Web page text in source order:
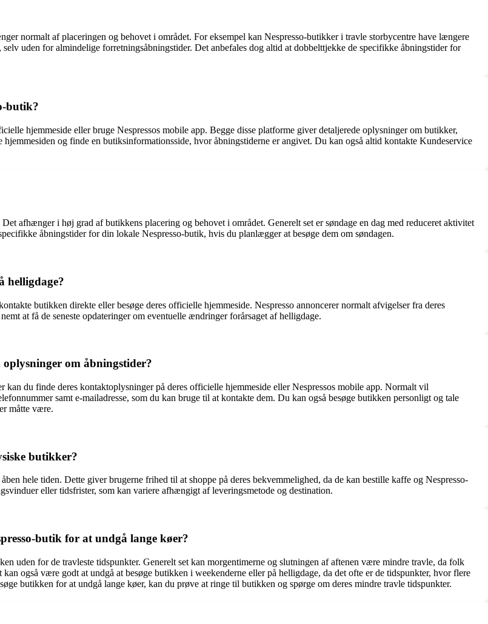
normalt af placeringen og behovet i området. For eksempel kan Nespresso-butikker i travle storbycentre have længere
uden for almindelige forretningsåbningstider. Det anbefales dog altid at dobbelttjekke de specifikke åbningstider for
butik?
hjemmeside eller bruge Nespressos mobile app. Begge disse platforme giver detaljerede oplysninger om butikker,
og finde en butiksinformationsside, hvor åbningstiderne er angivet. Du kan også altid kontakte Kundeservice
afhænger i høj grad af butikkens placering og behovet i området. Generelt set er søndage en dag med reduceret aktivitet
åbningstider for din lokale Nespresso-butik, hvis du planlægger at besøge dem om søndagen.
helligdage?
butikken direkte eller besøge deres officielle hjemmeside. Nespresso annoncerer normalt afvigelser fra deres
at få de seneste opdateringer om eventuelle ændringer forårsaget af helligdage.
om åbningstider?
du finde deres kontaktoplysninger på deres officielle hjemmeside eller Nespressos mobile app. Normalt vil
samt e-mailadresse, som du kan bruge til at kontakte dem. Du kan også besøge butikken personligt og tale
måtte være.
butikker?
hele tiden. Dette giver brugerne frihed til at shoppe på deres bekvemmelighed, da de kan bestille kaffe og Nespresso-
eller tidsfrister, som kan variere afhængigt af leveringsmetode og destination.
butik for at undgå lange køer?
uden for de travleste tidspunkter. Generelt set kan morgentimerne og slutningen af ​​aftenen være mindre travle, da folk
også være godt at undgå at besøge butikken i weekenderne eller på helligdage, da det ofte er de tidspunkter, hvor flere
butikken for at undgå lange køer, kan du prøve at ringe til butikken og spørge om deres mindre travle tidspunkter.